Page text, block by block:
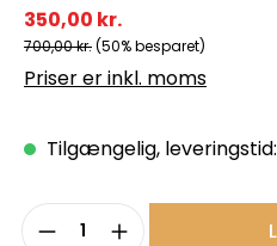
350,00 kr.
700,00 kr.(50% besparet)
Priser er inkl. moms
Tilgængelig,
Produktmængde: